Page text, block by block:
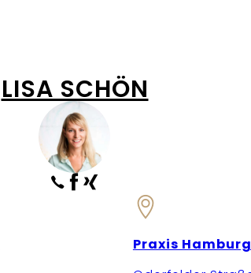
LISA SCHÖN
Praxis Hamburg